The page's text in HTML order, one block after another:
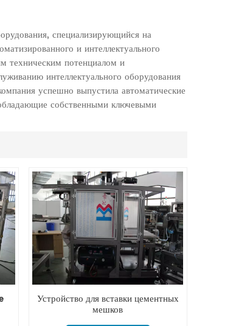
специализирующийся на
и интеллектуального
техническим потенциалом и
интеллектуального оборудования
успешно выпустила автоматические
собственными ключевыми
Устройство для вставки цементных
мешков